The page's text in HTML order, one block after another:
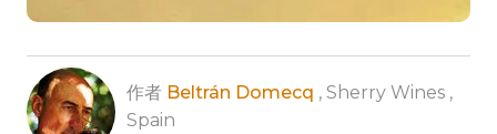
作者 Beltrán Domecq , Sherry Wines ,
Spain